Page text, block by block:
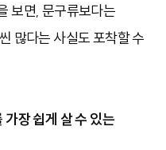
보면, 문구류보다는
많다는 사실도 포착할 수
장 쉽게 살 수 있는